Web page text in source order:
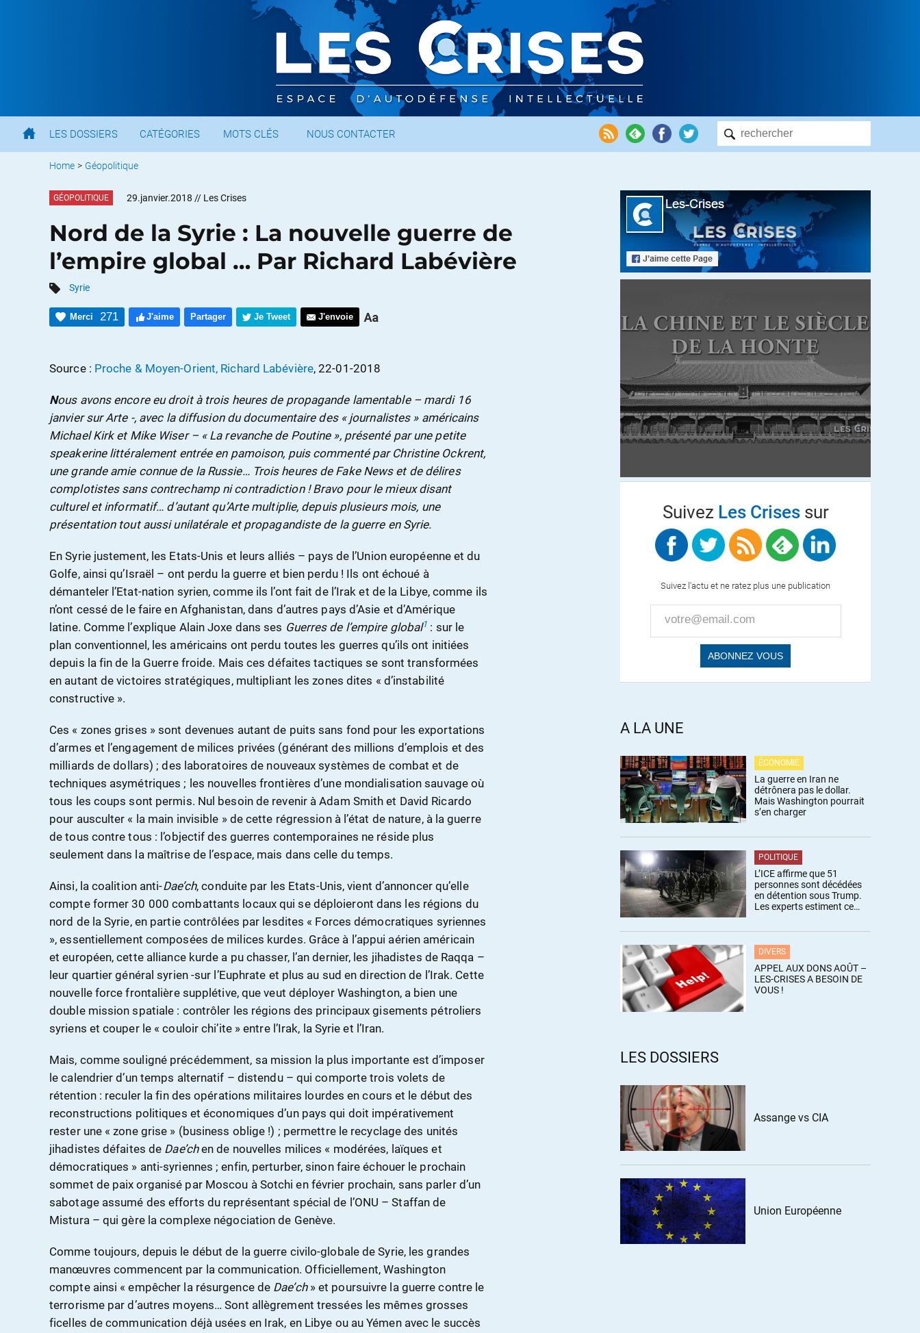
LES DOSSIERS CATÉGORIES MOTS CLÉS NOUS CONTACTER
Home > Géopolitique
GÉOPOLITIQUE 29.janvier.2018 // Les Crises
Nord de la Syrie : La nouvelle guerre de
l’empire global … Par Richard Labévière
Syrie
Merci 271 J'aime Partager Je Tweet J'envoie
Source : Proche & Moyen-Orient, Richard Labévière, 22-01-2018
Nous avons encore eu droit à trois heures de propagande lamentable – mardi 16
janvier sur Arte -, avec la diffusion du documentaire des « journalistes » américains
Michael Kirk et Mike Wiser – « La revanche de Poutine », présenté par une petite
speakerine littéralement entrée en pamoison, puis commenté par Christine Ockrent,
une grande amie connue de la Russie… Trois heures de Fake News et de délires
complotistes sans contrechamp ni contradiction ! Bravo pour le mieux disant
culturel et informatif… d’autant qu’Arte multiplie, depuis plusieurs mois, une
présentation tout aussi unilatérale et propagandiste de la guerre en Syrie.
En Syrie justement, les Etats-Unis et leurs alliés – pays de l’Union européenne et du
Golfe, ainsi qu’Israël – ont perdu la guerre et bien perdu ! Ils ont échoué à
démanteler l’Etat-nation syrien, comme ils l’ont fait de l’Irak et de la Libye, comme ils
n’ont cessé de le faire en Afghanistan, dans d’autres pays d’Asie et d’Amérique
latine. Comme l’explique Alain Joxe dans ses Guerres de l’empire global1 : sur le
plan conventionnel, les américains ont perdu toutes les guerres qu’ils ont initiées
depuis la fin de la Guerre froide. Mais ces défaites tactiques se sont transformées
en autant de victoires stratégiques, multipliant les zones dites « d’instabilité
constructive ».
Ces « zones grises » sont devenues autant de puits sans fond pour les exportations
d’armes et l’engagement de milices privées (générant des millions d’emplois et des
milliards de dollars) ; des laboratoires de nouveaux systèmes de combat et de
techniques asymétriques ; les nouvelles frontières d’une mondialisation sauvage où
tous les coups sont permis. Nul besoin de revenir à Adam Smith et David Ricardo
pour ausculter « la main invisible » de cette régression à l’état de nature, à la guerre
de tous contre tous : l’objectif des guerres contemporaines ne réside plus
seulement dans la maîtrise de l’espace, mais dans celle du temps.
Ainsi, la coalition anti-Dae’ch, conduite par les Etats-Unis, vient d’annoncer qu’elle
compte former 30 000 combattants locaux qui se déploieront dans les régions du
nord de la Syrie, en partie contrôlées par lesdites « Forces démocratiques syriennes
», essentiellement composées de milices kurdes. Grâce à l’appui aérien américain
et européen, cette alliance kurde a pu chasser, l’an dernier, les jihadistes de Raqqa –
leur quartier général syrien -sur l’Euphrate et plus au sud en direction de l’Irak. Cette
nouvelle force frontalière supplétive, que veut déployer Washington, a bien une
double mission spatiale : contrôler les régions des principaux gisements pétroliers
syriens et couper le « couloir chi’ite » entre l’Irak, la Syrie et l’Iran.
Mais, comme souligné précédemment, sa mission la plus importante est d’imposer
le calendrier d’un temps alternatif – distendu – qui comporte trois volets de
rétention : reculer la fin des opérations militaires lourdes en cours et le début des
reconstructions politiques et économiques d’un pays qui doit impérativement
rester une « zone grise » (business oblige !) ; permettre le recyclage des unités
jihadistes défaites de Dae’chen de nouvelles milices « modérées, laïques et
démocratiques » anti-syriennes ; enfin, perturber, sinon faire échouer le prochain
sommet de paix organisé par Moscou à Sotchi en février prochain, sans parler d’un
sabotage assumé des efforts du représentant spécial de l’ONU – Staffan de
Mistura – qui gère la complexe négociation de Genève.
Comme toujours, depuis le début de la guerre civilo-globale de Syrie, les grandes
manœuvres commencent par la communication. Officiellement, Washington
compte ainsi « empêcher la résurgence de Dae’ch» et poursuivre la guerre contre le
terrorisme par d’autres moyens… Sont allègrement tressées les mêmes grosses
ficelles de communication déjà usées en Irak, en Libye ou au Yémen avec le succès
Suivez Les Crisessur
Suivez l'actu et ne ratez plus une publication
A LA UNE
ÉCONOMIE
La guerre en Iran ne
détrônera pas le dollar.
Mais Washington pourrait
s’en charger
POLITIQUE
L’ICE affirme que 51
personnes sont décédées
en détention sous Trump.
Les experts estiment ce
DIVERS
APPEL AUX DONS AOÛT –
LES-CRISES A BESOIN DE
VOUS !
LES DOSSIERS
Assange vs CIA
Union Européenne